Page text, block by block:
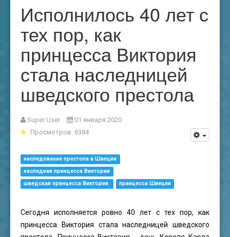
Исполнилось 40 лет с
тех пор, как
принцесса Виктория
стала наследницей
шведского престола
Super User
01 января 2020
Просмотров: 6384
наследование престола в Швеции
наследная принцесса Виктория
шведская принцесса Виктория
принцесса Швеции
Сегодня исполняется ровно 40 лет с тех пор, как
принцесса Виктория стала наследницей шведского